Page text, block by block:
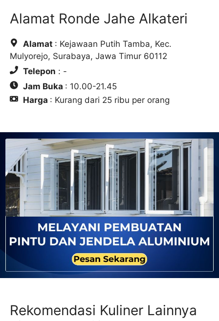
Alamat Ronde Jahe Alkateri
Alamat : Kejawaan Putih Tamba, Kec.
Mulyorejo, Surabaya, Jawa Timur 60112
Telepon : -
Jam Buka : 10.00-21.45
Harga : Kurang dari 25 ribu per orang
Rekomendasi Kuliner Lainnya